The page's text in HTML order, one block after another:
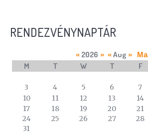
RENDEZVÉNYNAPTÁR
calendar
events
« 2026 » « Aug » Ma
M T W T F
3
4 5 6 7
10
11 12 13 14
17
18 19 20 21
24
25 26 27 28
31